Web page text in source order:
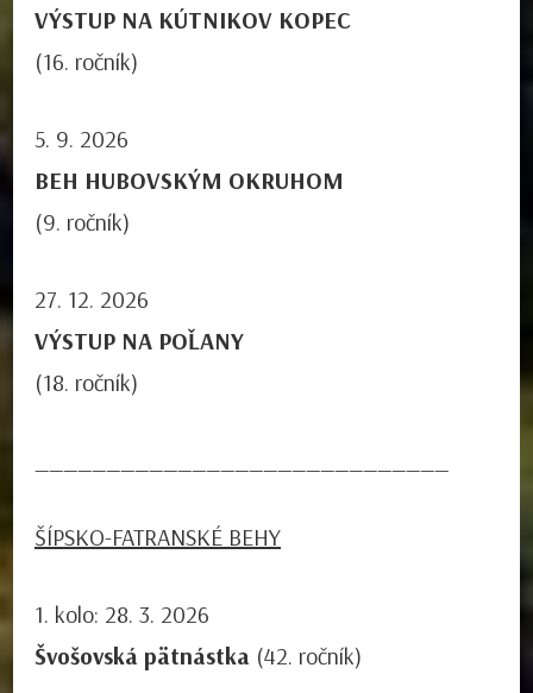
VÝSTUP NA KÚTNIKOV KOPEC
(16. ročník)
5. 9. 2026
BEH HUBOVSKÝM OKRUHOM
(9. ročník)
27. 12. 2026
VÝSTUP NA POĽANY
(18. ročník)
ŠÍPSKO-FATRANSKÉ BEHY
1. kolo: 28. 3. 2026
Švošovská pätnástka (42. ročník)